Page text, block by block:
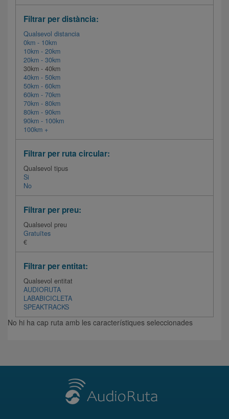
Filtrar per distància:
Qualsevol distancia
0km - 10km
10km - 20km
20km - 30km
30km - 40km
40km - 50km
50km - 60km
60km - 70km
70km - 80km
80km - 90km
90km - 100km
100km +
Filtrar per ruta circular:
Qualsevol tipus
Si
No
Filtrar per preu:
Qualsevol preu
Gratuïtes
€
Filtrar per entitat:
Qualsevol entitat
AUDIORUTA
LABABICICLETA
SPEAKTRACKS
No hi ha cap ruta amb les característiques seleccionades